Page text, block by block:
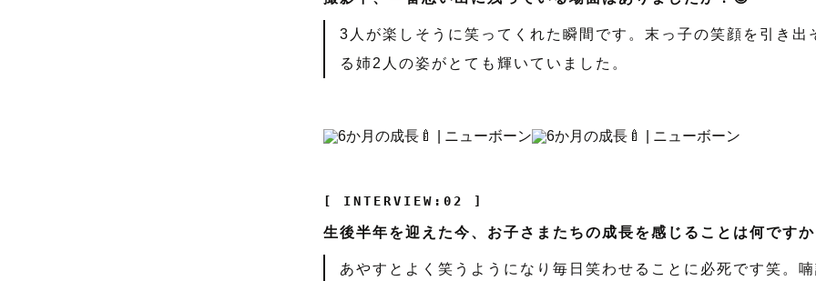
3人が楽しそうに笑ってくれた瞬間です。末っ子の笑顔を引き出
る姉2人の姿がとても輝いていました。
[ INTERVIEW:02 ]
生後半年を迎えた今、お子さまたちの成長を感じることは何です
あやすとよく笑うようになり毎日笑わせることに必死です笑。